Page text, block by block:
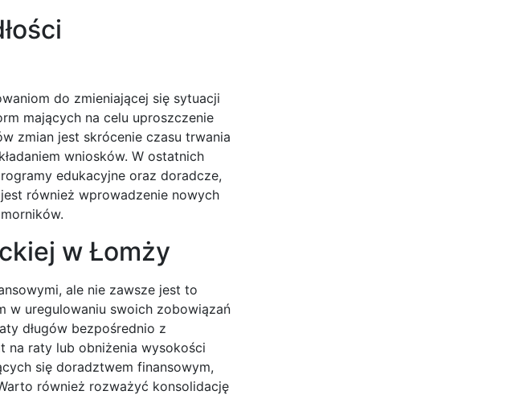
do zmieniającej się sytuacji
mających na celu uproszczenie
zmian jest skrócenie czasu trwania
wniosków. W ostatnich
edukacyjne oraz doradcze,
również wprowadzenie nowych
w Łomży
ale nie zawsze jest to
w uregulowaniu swoich zobowiązań
długów bezpośrednio z
na raty lub obniżenia wysokości
się doradztwem finansowym,
również rozważyć konsolidację